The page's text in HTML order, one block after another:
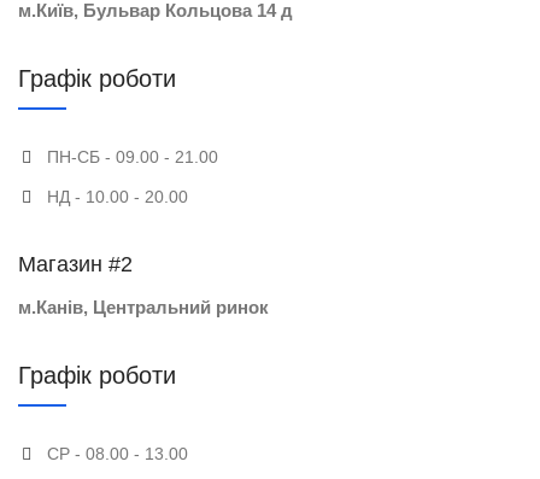
м.Київ, Бульвар Кольцова 14 д
Графік роботи
ПН-СБ - 09.00 - 21.00
НД - 10.00 - 20.00
Магазин #2
м.Канів, Центральний ринок
Графік роботи
СР - 08.00 - 13.00